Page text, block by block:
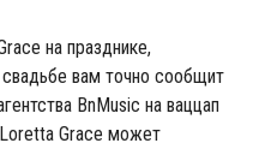
на празднике,
вам точно сообщит
BnMusic на ваццап
Grace может